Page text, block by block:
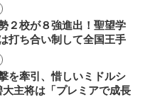
２校が８強進出！聖望学
打ち合い制して全国王手
を牽引、惜しいミドルシ
主将は「プレミアで成長